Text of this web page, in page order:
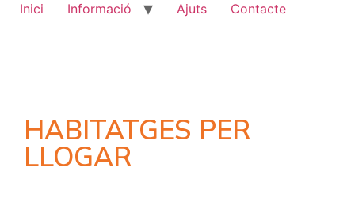
Inici Informació Ajuts Contacte
HABITATGES PER
LLOGAR